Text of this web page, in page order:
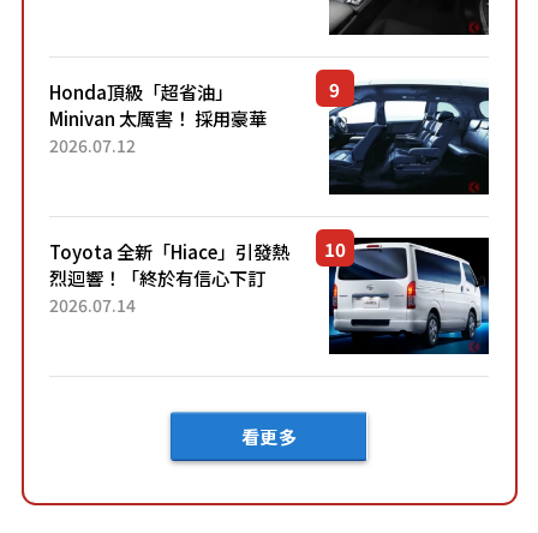
Honda頂級「超省油」
Minivan 太厲害！ 採用豪華
「真皮座椅」與專屬「黑色內
「三...
2026.07.12
Toyota 全新「Hiace」引發熱
烈迴響！「終於有信心下訂
了！」「哪個等級交車最
車？...
2026.07.14
看更多